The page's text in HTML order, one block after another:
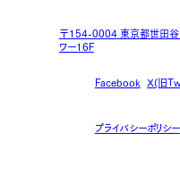
〒154-0004東京都世田谷
ワー16F
Facebook X(旧
プライバシーポリシー